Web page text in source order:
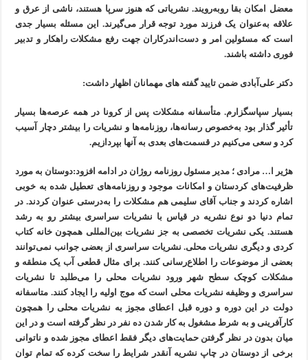
معضل امکان بقا روبه‌رویند. نشریاتی که هنوز سرپا هستند، ناشی از عرق و
علاقه به‌عنوان یک فرزند مورد توجه قرار می‌گیرند. این مسئله بسیار جدی
است که مسئولین امر و دست‌اندرکاران جهت رفع مشکلات راهکار و تدبیر
فوری داشته باشند.
دکتر علی‌آبادی ضمن تایید گفته های مهمانان اظهار داشت:
بسیار سپاسگزارم. متأسفانه مشکلات پس از کرونا در همه عرصه‌ها بسیار
تأثیر گذار بود به‌خصوص رسانه‌ها، روزنامه‌ها و نشریات را بیشتر دچار آسیب
کرد و سعی می‌کنیم در قسمت‌های بعدی به آنها بپردازیم.
هژیر ا… مرادی ؛ مدیر مسئول روزنامه روژان در ادامه افزود:دوستان به مورد
ظرفیت‌های کردستان و امکانات موجود و روزنامه‌های تعطیل شده به خوبی
اشاره کردند و جناب آقای سلیمی هم مشکلات را به‌درستی عنوان کردند. در
تمام دنیا دو نوع نشریه در قیاس با نشریات سراسری بیشتر رو به رشد
هستند. یکی نشریات تخصصی به جز نشریات بین‌المللی همچون خانه کتاب
کردی و دیگری نشریات محلی. نشریات سراسری از بعضی جوانب نمی‌توانند
بعضی از موضوعات را اطلاع‌رسانی کنند. برای مثال قطعی آب یک منطقه و
مشکلات کوچک سطح شهر ورود نشریات محلی را می‌طلبد تا نشریات
سراسری و وظیفه نشریات محلی است که موج اولیه را ایجاد کنند. متاسفانه
دولت در این دوره و دوره قبل اعطای مجوز به نشریات محلی را همچون
کارآفرینی و به شرط مشغول به کار شدن ده نفر در نظر گرفته است و در این
میان بدون در نظر گرفتن حمایت‌های دیگر فقط اعطای مجوز شده و ناتوانی
برخی از دوستان در چاپ نشریه آنقدر شرایط را سخت کرده که تمام توان